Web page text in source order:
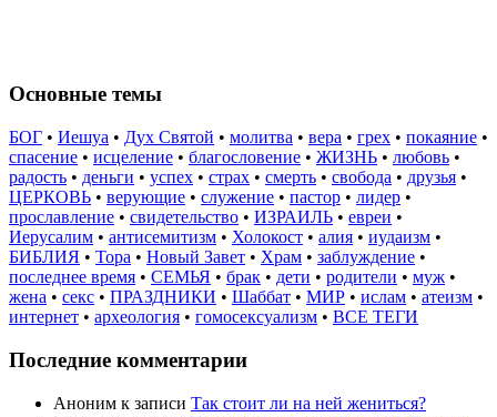
Основные темы
БОГ • Иешуа • Дух Святой • молитва • вера • грех • покаяние •
спасение • исцеление • благословение • ЖИЗНЬ • любовь •
радость • деньги • успех • страх • смерть • свобода • друзья •
ЦЕРКОВЬ • верующие • служение • пастор • лидер •
прославление • свидетельство • ИЗРАИЛЬ • евреи •
Иерусалим • антисемитизм • Холокост • алия • иудаизм •
БИБЛИЯ • Тора • Новый Завет • Храм • заблуждение •
последнее время • СЕМЬЯ • брак • дети • родители • муж •
жена • секс • ПРАЗДНИКИ • Шаббат • МИР • ислам • атеизм •
интернет • археология • гомосексуализм • ВСЕ ТЕГИ
Последние комментарии
Аноним к записи Так стоит ли на ней жениться?